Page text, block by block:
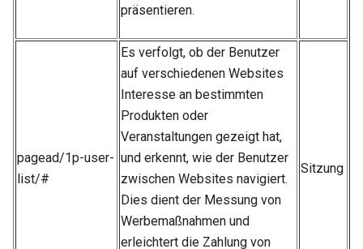
präsentieren.
pagead/1p-user-
list/#
Es verfolgt, ob der Benutzer
auf verschiedenen Websites
Interesse an bestimmten
Produkten oder
Veranstaltungen gezeigt hat,
und erkennt, wie der Benutzer
zwischen Websites navigiert.
Dies dient der Messung von
Werbemaßnahmen und
erleichtert die Zahlung von
Sitzung